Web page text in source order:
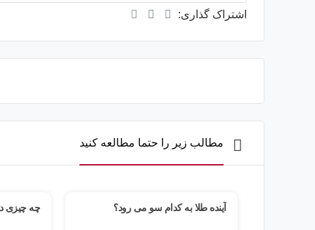
اشتراک گذاری:
مطالب زیر را حتما مطالعه کنید
آینده طلا به کدام سو می رود؟ چه چیزی